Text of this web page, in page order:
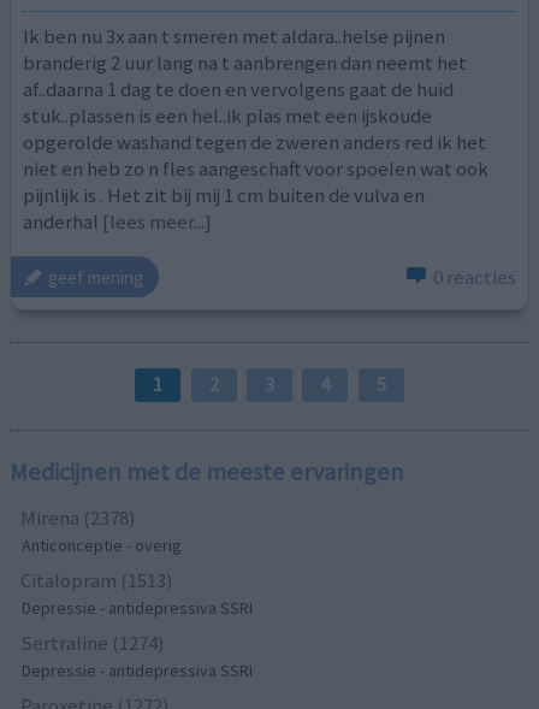
Ik ben nu 3x aan t smeren met aldara..helse pijnen
branderig 2 uur lang na t aanbrengen dan neemt het
af..daarna 1 dag te doen en vervolgens gaat de huid
stuk..plassen is een hel..ik plas met een ijskoude
opgerolde washand tegen de zweren anders red ik het
niet en heb zo n fles aangeschaft voor spoelen wat ook
pijnlijk is . Het zit bij mij 1 cm buiten de vulva en
anderhal [lees meer...]
geef mening 0 reacties
1 2 3 4 5
Medicijnen met de meeste ervaringen
Mirena (2378)
Anticonceptie - overig
Citalopram (1513)
Depressie - antidepressiva SSRI
Sertraline (1274)
Depressie - antidepressiva SSRI